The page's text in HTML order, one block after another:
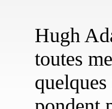
Hugh
toutes